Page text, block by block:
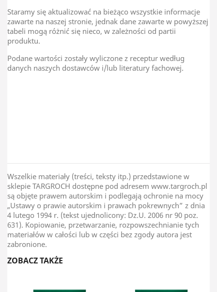
Staramy się aktualizować na bieżąco wszystkie informacje
zawarte na naszej stronie, jednak dane zawarte w powyższej
tabeli mogą różnić się nieco, w zależności od partii
produktu.
Podane wartości zostały wyliczone z receptur według
danych naszych dostawców i/lub literatury fachowej.
Wszelkie materiały (treści, teksty itp.) przedstawione w
sklepie TARGROCH dostępne pod adresem www.targroch.pl
są objęte prawem autorskim i podlegają ochronie na mocy
„Ustawy o prawie autorskim i prawach pokrewnych” z dnia
4 lutego 1994 r. (tekst ujednolicony: Dz.U. 2006 nr 90 poz.
631). Kopiowanie, przetwarzanie, rozpowszechnianie tych
materiałów w całości lub w części bez zgody autora jest
zabronione.
ZOBACZ TAKŻE